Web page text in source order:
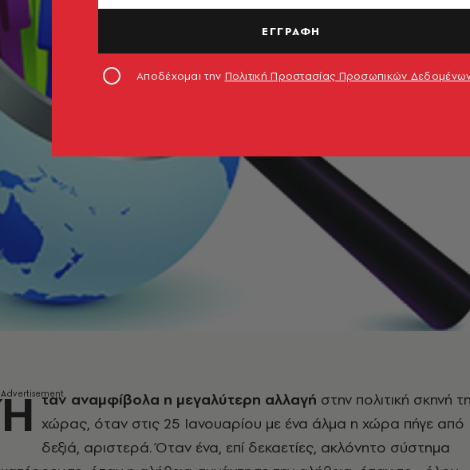
Ή ταν αναμφίβολα η μεγαλύτερη αλλαγή στην πολιτική σκηνή
χώρας, όταν στις 25 Ιανουαρίου με ένα άλμα η χώρα πήγε από
δεξιά, αριστερά. Όταν ένα, επί δεκαετίες, ακλόνητο σύστημα
ΕΓΓΡΑΦΗ
Αποδέχομαι την Πολιτική Προστασίας Προσωπικών